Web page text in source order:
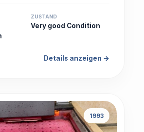
ZUSTAND
Very good Condition
Details anzeigen →
1993